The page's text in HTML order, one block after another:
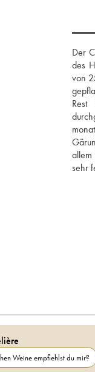
Der
des
von
Rest
sehr
Weine empfiehlst du mir?